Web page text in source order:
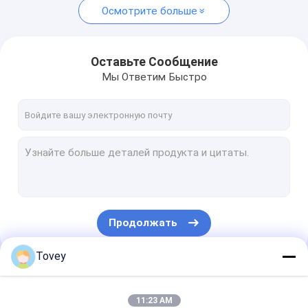
Осмотрите больше
Оставьте Сообщение
Мы Ответим Быстро
Продолжать
Наши Категории
Tovey
11:23 AM